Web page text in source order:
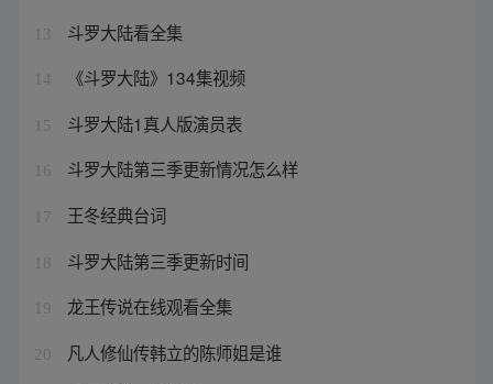
13 斗罗大陆看全集
14 《斗罗大陆》134集视频
15 斗罗大陆1真人版演员表
16 斗罗大陆第三季更新情况怎么样
17 王冬经典台词
18 斗罗大陆第三季更新时间
19 龙王传说在线观看全集
20 凡人修仙传韩立的陈师姐是谁